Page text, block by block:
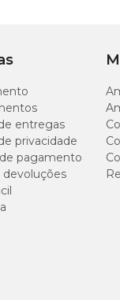
entregas
privacidade
pagamento
devoluções